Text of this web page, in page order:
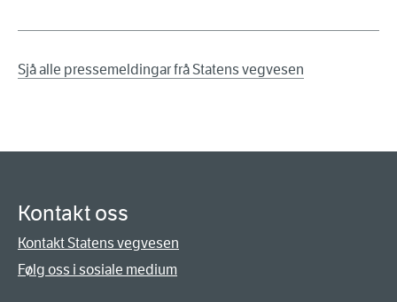
Sjå alle pressemeldingar frå Statens vegvesen
Kontakt oss
Kontakt Statens vegvesen
Følg oss i sosiale medium